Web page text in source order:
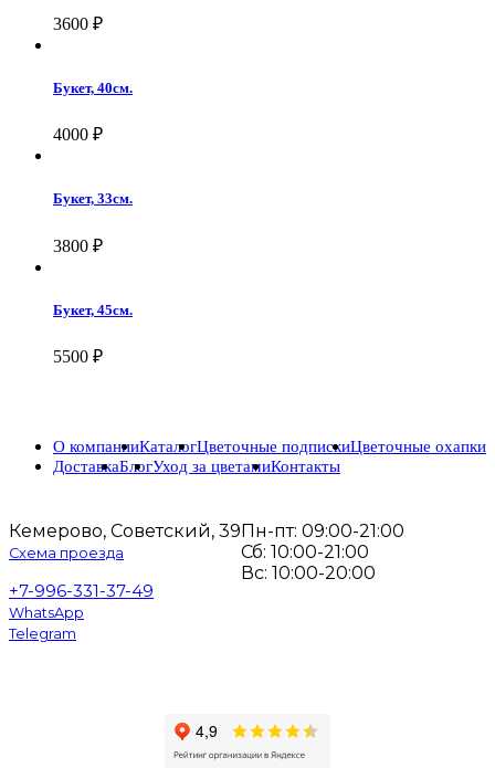
3600 ₽
Букет, 40см.
4000 ₽
Букет, 33см.
3800 ₽
Букет, 45см.
5500 ₽
Кемерово, Советский, 39
Схема проезда
+7-996-331-37-49
WhatsApp
Telegram
Пн-пт: 09:00-21:00
Сб: 10:00-21:00
Вс: 10:00-20:00
О компанииКаталогЦветочные подпискиЦветочные охапки
ДоставкаБлогУход за цветамиКонтакты